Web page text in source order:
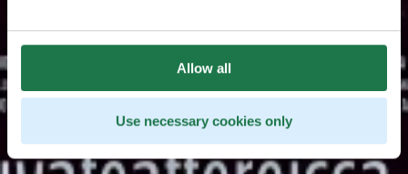
Allow all
Use necessary cookies only